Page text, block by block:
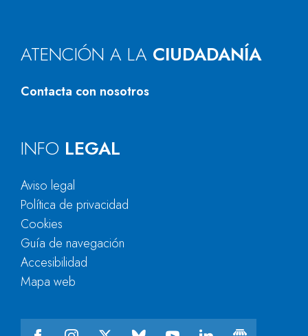
ATENCIÓN A LA CIUDADANÍA
Contacta con nosotros
INFO LEGAL
Aviso legal
Política de privacidad
Cookies
Guía de navegación
Accesibilidad
Mapa web